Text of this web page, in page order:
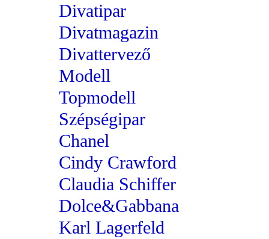
Divatipar
Divatmagazin
Divattervező
Modell
Topmodell
Szépségipar
Chanel
Cindy Crawford
Claudia Schiffer
Dolce&Gabbana
Karl Lagerfeld